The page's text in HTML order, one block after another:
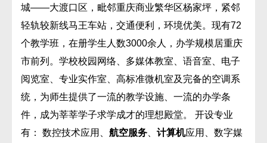
城——大渡口区，毗邻重庆商业繁华区杨家坪，紧邻
轻轨较新线马王车站，交通便利，环境优美。现有72
个教学班，在册学生人数3000余人，办学规模居重庆
市前列。学校校园网络、多媒体教室、语音室、电子
阅览室、专业实作室、高标准微机室及完备的空调系
统，为师生提供了一流的教学设施、一流的办学条
件，成为莘莘学子求学成才的理想殿堂。 开设专业
有： 数控技术应用、 航空服务 计算机应用、数字媒